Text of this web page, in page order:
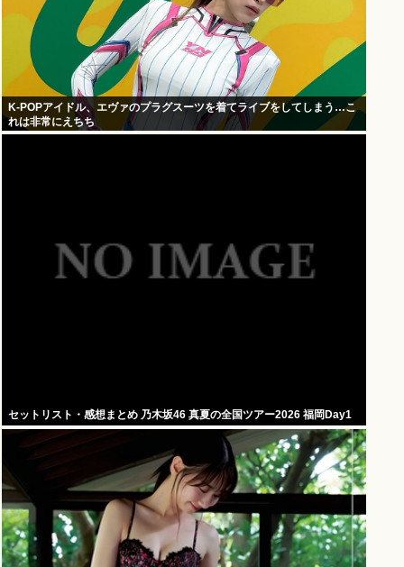
K-POPアイドル、エヴァのプラグスーツを着てライブをしてしまう…こ
れは非常にえちち
セットリスト・感想まとめ 乃木坂46 真夏の全国ツアー2026 福岡Day1